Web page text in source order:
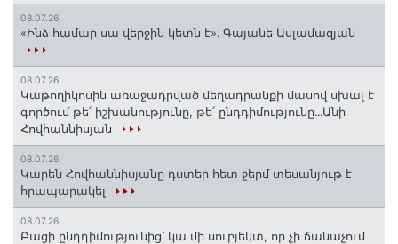
08.07.26
«Ինձ համար սա վերջին կետն է»․ Գայանե Ասլամազյան
08.07.26
Կաթողիկոսին առաջադրված մեղադրանքի մասով սխալ է
գործում թե՛ իշխանությունը, թե՛ ընդդիմությունը․․․Անի
Հովհաննիսյան
08.07.26
Կարեն Հովհաննիսյանը դստեր հետ ջերմ տեսանյութ է
հրապարակել
08.07.26
Բացի ընդդիմությունից՝ կա մի սուբյեկտ, որ չի ճանաչում